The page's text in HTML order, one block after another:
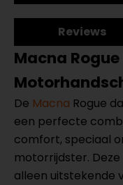
Reviews
Macna
De Macna Rogue
een perfecte
comfort, speciaal
motorrijdster.
alleen uitstekende